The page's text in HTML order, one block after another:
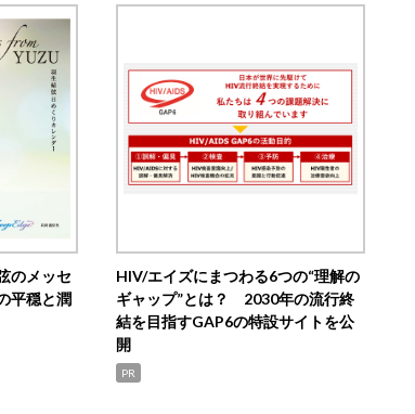
のメッセ
平穏と潤
HIV/エイズにまつわる6つの“理解の
ギャップ”とは？ 2030年の流行終
結を目指すGAP6の特設サイトを公
開
PR